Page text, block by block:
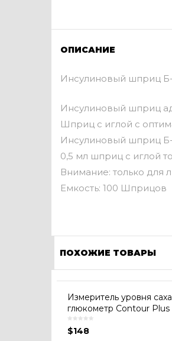
ОПИСАНИЕ
Инсулиновый шприц Б-
Инсулиновый шприц
Шприц с иглой с
Инсулиновый шприц Б-
0,5 мл шприц с иглой
Внимание: только для
Емкость: 100 Шприцов
ПОХОЖИЕ ТОВАРЫ
Измеритель уровня
глюкометр Contour
$148